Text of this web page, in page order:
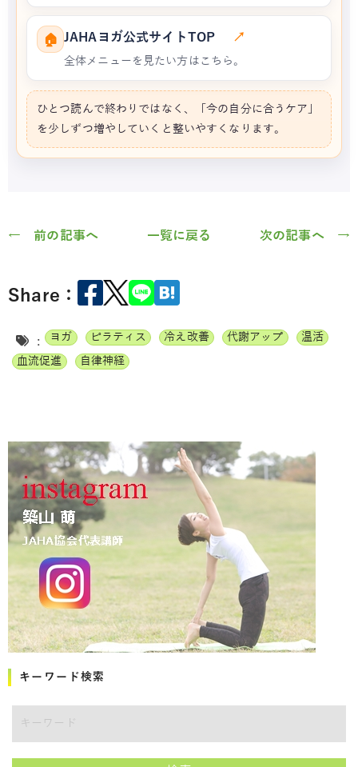
🏠 JAHAヨガ公式サイトTOP ↗
全体メニューを見たい方はこちら。
ひとつ読んで終わりではなく、「今の自分に合うケア」
を少しずつ増やしていくと整いやすくなります。
← 前の記事へ 一覧に戻る 次の記事へ →
Share：
: ヨガ ピラティス 冷え改善 代謝アップ
温活
血流促進
自律神経
キーワード検索